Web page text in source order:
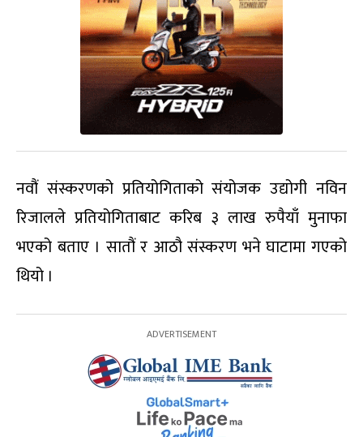
नवौं संस्करणको प्रतियोगिताको संयोजक उद्योगी नविन
रिजालले प्रतियोगिताबाट करिब ३ लाख रुपैयाँ मुनाफा
भएको बताए । सातौं र आठौ संस्करण भने घाटामा गएको
थियो ।